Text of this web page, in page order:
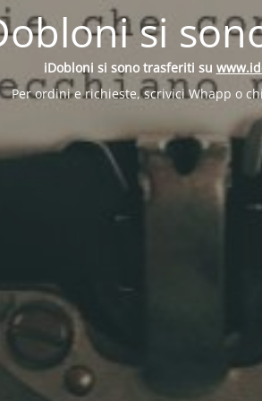
si
iDobloni si sono trasferiti su
Per ordini e richieste, scrivici Whapp o